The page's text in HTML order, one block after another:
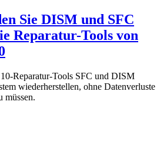
Sie DISM und SFC
Reparatur-Tools von
Reparatur-Tools SFC und DISM
wiederherstellen, ohne Datenverluste
müssen.